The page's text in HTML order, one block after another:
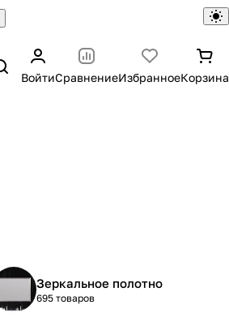
ВойтиСравнениеИзбранноеКорзина
Зеркальное полотно
695 товаров